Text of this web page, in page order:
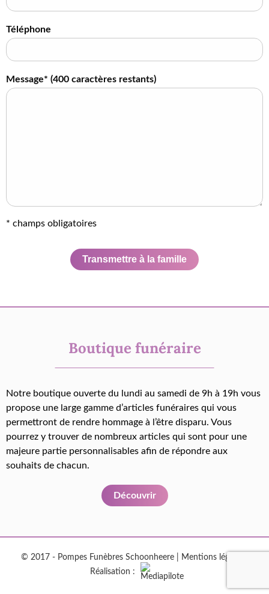
Téléphone
Message* (400 caractères restants)
* champs obligatoires
Transmettre à la famille
Boutique funéraire
Notre boutique ouverte du lundi au samedi de 9h à 19h vous
propose une large gamme d’articles funéraires qui vous
permettront de rendre hommage à l’être disparu. Vous
pourrez y trouver de nombreux articles qui sont pour une
majeure partie personnalisables afin de répondre aux
souhaits de chacun.
Découvrir
© 2017 - Pompes Funèbres Schoonheere | Mentions légales
Réalisation :